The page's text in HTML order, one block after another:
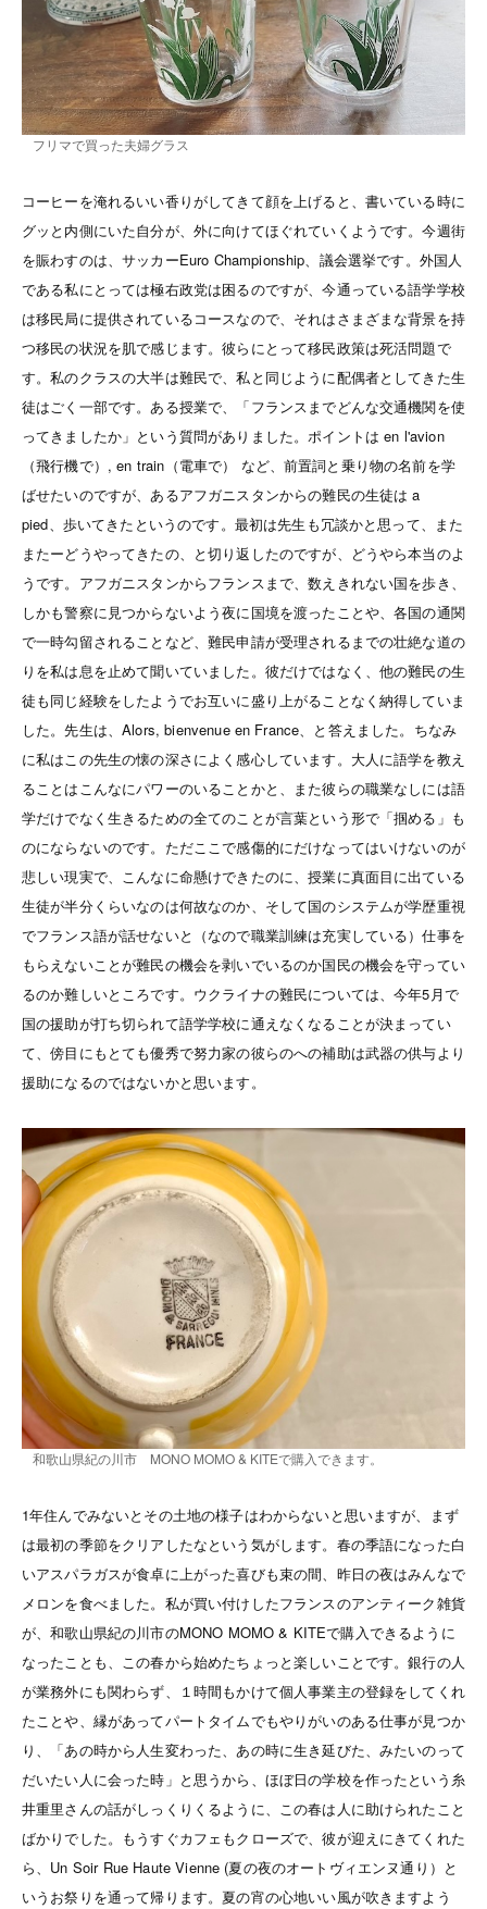
フリマで買った夫婦グラス
コーヒーを淹れるいい香りがしてきて顔を上げると、書いている時に
グッと内側にいた自分が、外に向けてほぐれていくようです。今週街
を賑わすのは、サッカーEuro Championship、議会選挙です。外国人
である私にとっては極右政党は困るのですが、今通っている語学学校
は移民局に提供されているコースなので、それはさまざまな背景を持
つ移民の状況を肌で感じます。彼らにとって移民政策は死活問題で
す。私のクラスの大半は難民で、私と同じように配偶者としてきた生
徒はごく一部です。ある授業で、「フランスまでどんな交通機関を使
ってきましたか」という質問がありました。ポイントは en l'avion
（飛行機で）, en train（電車で） など、前置詞と乗り物の名前を学
ばせたいのですが、あるアフガニスタンからの難民の生徒は a
pied、歩いてきたというのです。最初は先生も冗談かと思って、また
またーどうやってきたの、と切り返したのですが、どうやら本当のよ
うです。アフガニスタンからフランスまで、数えきれない国を歩き、
しかも警察に見つからないよう夜に国境を渡ったことや、各国の通関
で一時勾留されることなど、難民申請が受理されるまでの壮絶な道の
りを私は息を止めて聞いていました。彼だけではなく、他の難民の生
徒も同じ経験をしたようでお互いに盛り上がることなく納得していま
した。先生は、Alors, bienvenue en France、と答えました。ちなみ
に私はこの先生の懐の深さによく感心しています。大人に語学を教え
ることはこんなにパワーのいることかと、また彼らの職業なしには語
学だけでなく生きるための全てのことが言葉という形で「掴める」も
のにならないのです。ただここで感傷的にだけなってはいけないのが
悲しい現実で、こんなに命懸けできたのに、授業に真面目に出ている
生徒が半分くらいなのは何故なのか、そして国のシステムが学歴重視
でフランス語が話せないと（なので職業訓練は充実している）仕事を
もらえないことが難民の機会を剥いでいるのか国民の機会を守ってい
るのか難しいところです。ウクライナの難民については、今年5月で
国の援助が打ち切られて語学学校に通えなくなることが決まってい
て、傍目にもとても優秀で努力家の彼らのへの補助は武器の供与より
援助になるのではないかと思います。
和歌山県紀の川市 MONO MOMO & KITEで購入できます。
1年住んでみないとその土地の様子はわからないと思いますが、まず
は最初の季節をクリアしたなという気がします。春の季語になった白
いアスパラガスが食卓に上がった喜びも束の間、昨日の夜はみんなで
メロンを食べました。私が買い付けしたフランスのアンティーク雑貨
が、和歌山県紀の川市のMONO MOMO & KITEで購入できるように
なったことも、この春から始めたちょっと楽しいことです。銀行の人
が業務外にも関わらず、１時間もかけて個人事業主の登録をしてくれ
たことや、縁があってパートタイムでもやりがいのある仕事が見つか
り、「あの時から人生変わった、あの時に生き延びた、みたいのって
だいたい人に会った時」と思うから、ほぼ日の学校を作ったという糸
井重里さんの話がしっくりくるように、この春は人に助けられたこと
ばかりでした。もうすぐカフェもクローズで、彼が迎えにきてくれた
ら、Un Soir Rue Haute Vienne (夏の夜のオートヴィエンヌ通り）と
いうお祭りを通って帰ります。夏の宵の心地いい風が吹きますよう